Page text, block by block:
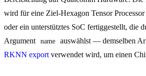
wird für eine Ziel-Hexagon Tensor
oder ein unterstütztes SoC fertiggestellt, die
Argument
name
auswählst — demselben
RKNN export verwendet wird, um einen